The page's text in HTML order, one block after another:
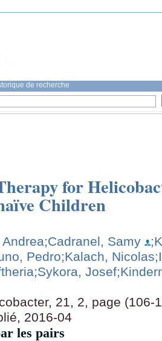
de recherche
for
Children
;Cadranel, Samy
Pedro;Kalach, Nicolas
;Sykora, Josef
21, 2, page (106-
2016-04
les pairs